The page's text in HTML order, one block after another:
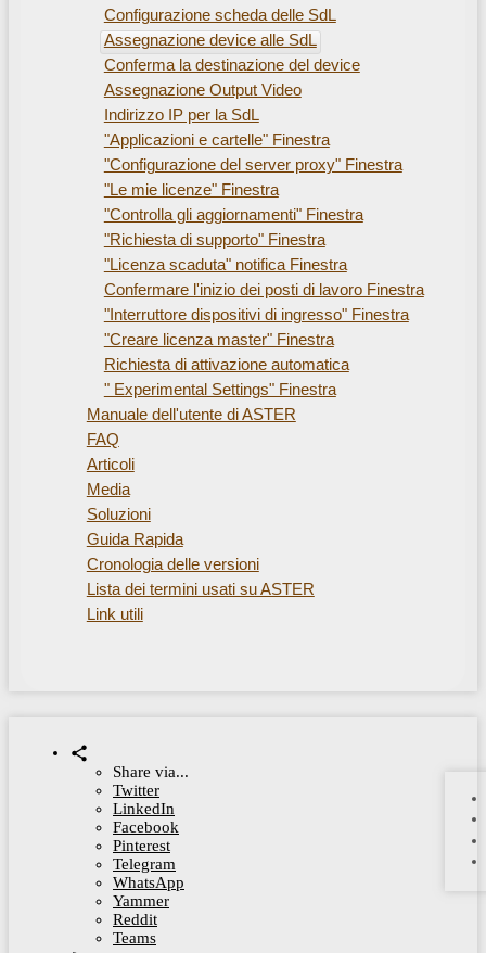
Configurazione scheda delle SdL
Assegnazione device alle SdL
Conferma la destinazione del device
Assegnazione Output Video
Indirizzo IP per la SdL
"Applicazioni e cartelle" Finestra
"Configurazione del server proxy" Finestra
"Le mie licenze" Finestra
"Controlla gli aggiornamenti" Finestra
"Richiesta di supporto" Finestra
"Licenza scaduta" notifica Finestra
Confermare l'inizio dei posti di lavoro Finestra
"Interruttore dispositivi di ingresso" Finestra
"Creare licenza master" Finestra
Richiesta di attivazione automatica
" Experimental Settings" Finestra
Manuale dell'utente di ASTER
FAQ
Articoli
Media
Soluzioni
Guida Rapida
Cronologia delle versioni
Lista dei termini usati su ASTER
Link utili
Share via...
Twitter
LinkedIn
Facebook
Pinterest
Telegram
WhatsApp
Yammer
Reddit
Teams